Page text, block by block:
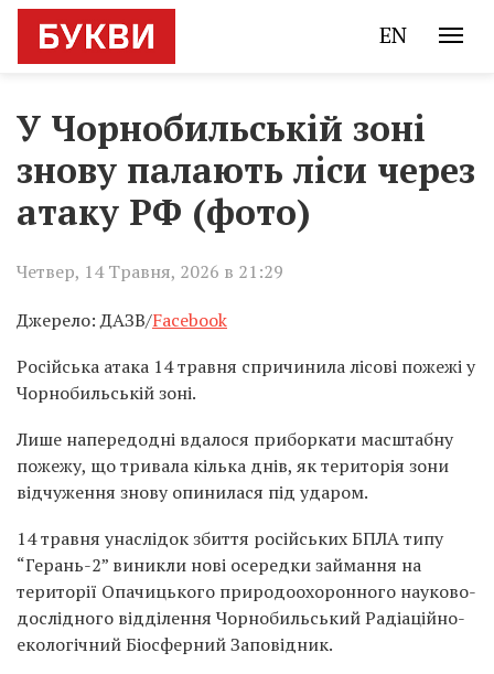
EN
У Чорнобильській зоні
знову палають ліси через
атаку РФ (фото)
Четвер, 14 Травня, 2026 в 21:29
Джерело: ДАЗВ/Facebook
Російська атака 14 травня спричинила лісові пожежі у
Чорнобильській зоні.
Лише напередодні вдалося приборкати масштабну
пожежу, що тривала кілька днів, як територія зони
відчуження знову опинилася під ударом.
14 травня унаслідок збиття російських БПЛА типу
“Герань-2” виникли нові осередки займання на
території Опачицького природоохоронного науково-
дослідного відділення Чорнобильський Радіаційно-
екологічний Біосферний Заповідник.